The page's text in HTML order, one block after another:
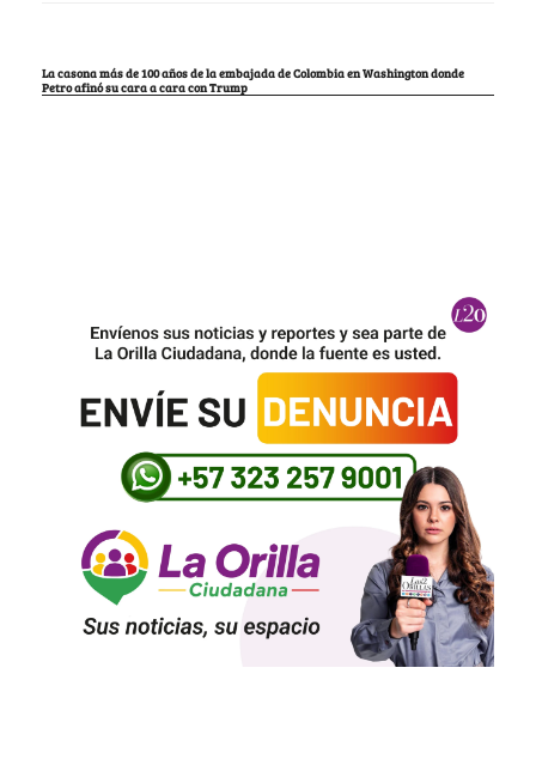
La casona más de 100 años de la embajada de Colombia en Washington donde
Petro afinó su cara a cara con Trump